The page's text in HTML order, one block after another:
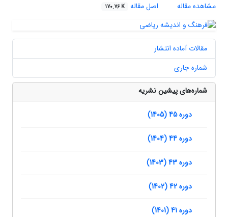
مشاهده مقاله
اصل مقاله 170.76 K
مقالات آماده انتشار
شماره جاری
شماره‌های پیشین نشریه
دوره 45 (1405)
دوره 44 (1404)
دوره 43 (1403)
دوره 42 (1402)
دوره 41 (1401)